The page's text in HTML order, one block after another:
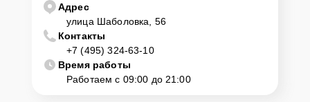
Адрес
улица Шаболовка, 56
Контакты
+7 (495) 324-63-10
Время работы
Работаем с 09:00 до 21:00